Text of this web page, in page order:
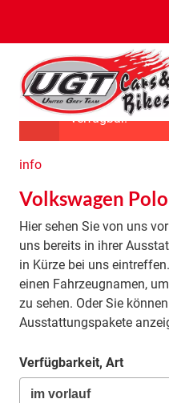
Das
verfügbar.
info
Volkswagen Polo
Hier sehen Sie von uns
uns bereits in ihrer
in Kürze bei uns
einen Fahrzeugnamen,
zu sehen. Oder Sie
Ausstattungspakete
Verfügbarkeit, Art